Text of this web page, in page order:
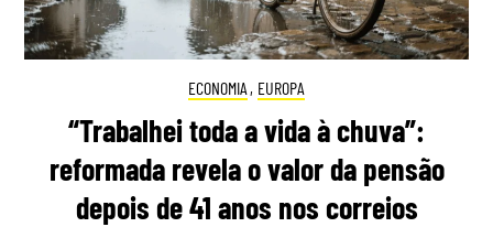
ECONOMIA , EUROPA
“Trabalhei toda a vida à chuva”:
reformada revela o valor da pensão
depois de 41 anos nos correios